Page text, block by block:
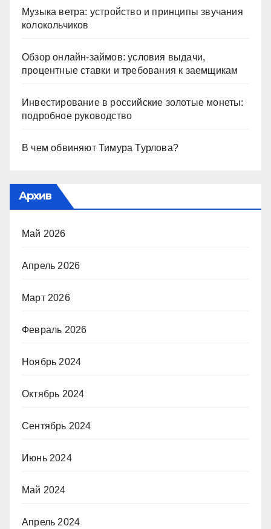
Музыка ветра: устройство и принципы звучания
колокольчиков
Обзор онлайн-займов: условия выдачи,
процентные ставки и требования к заемщикам
Инвестирование в российские золотые монеты:
подробное руководство
В чем обвиняют Тимура Турлова?
Архив
Май 2026
Апрель 2026
Март 2026
Февраль 2026
Ноябрь 2024
Октябрь 2024
Сентябрь 2024
Июнь 2024
Май 2024
Апрель 2024